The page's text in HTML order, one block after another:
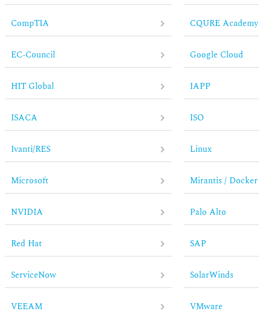
CompTIA CQURE Academy
EC-Council Google Cloud
HIT Global IAPP
ISACA ISO
Ivanti/RES Linux
Microsoft Mirantis / Docker
NVIDIA Palo Alto
Red Hat SAP
ServiceNow SolarWinds
VEEAM VMware